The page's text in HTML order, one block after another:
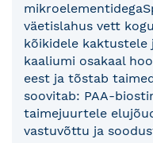
väetislahus vett
kõikidele kaktustele
kaaliumi osakaal
eest ja tõstab
soovitab: PAA-
taimejuurtele
vastuvõttu ja